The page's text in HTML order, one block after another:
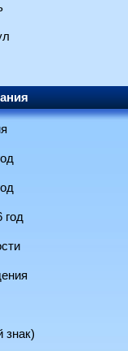
год
знак)